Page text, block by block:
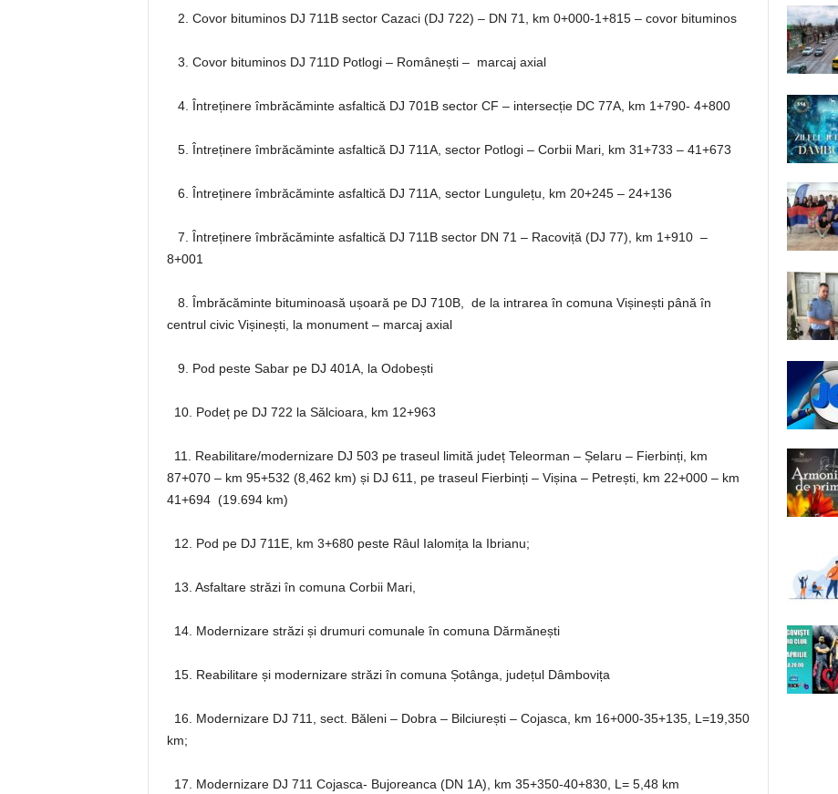
2. Covor bituminos DJ 711B sector Cazaci (DJ 722) – DN 71, km 0+000-1+815 – covor bituminos
3. Covor bituminos DJ 711D Potlogi – Românești – marcaj axial
4. Întreținere îmbrăcăminte asfaltică DJ 701B sector CF – intersecție DC 77A, km 1+790- 4+800
5. Întreținere îmbrăcăminte asfaltică DJ 711A, sector Potlogi – Corbii Mari, km 31+733 – 41+673
6. Întreținere îmbrăcăminte asfaltică DJ 711A, sector Lungulețu, km 20+245 – 24+136
7. Întreținere îmbrăcăminte asfaltică DJ 711B sector DN 71 – Racoviță (DJ 77), km 1+910 –
8+001
8. Îmbrăcăminte bituminoasă ușoară pe DJ 710B, de la intrarea în comuna Vișinești până în
centrul civic Vișinești, la monument – marcaj axial
9. Pod peste Sabar pe DJ 401A, la Odobești
10. Podeț pe DJ 722 la Sălcioara, km 12+963
11. Reabilitare/modernizare DJ 503 pe traseul limită județ Teleorman – Șelaru – Fierbinți, km
87+070 – km 95+532 (8,462 km) și DJ 611, pe traseul Fierbinți – Vișina – Petrești, km 22+000 – km
41+694 (19.694 km)
12. Pod pe DJ 711E, km 3+680 peste Râul Ialomița la Ibrianu;
13. Asfaltare străzi în comuna Corbii Mari,
14. Modernizare străzi și drumuri comunale în comuna Dărmănești
15. Reabilitare și modernizare străzi în comuna Șotânga, județul Dâmbovița
16. Modernizare DJ 711, sect. Băleni – Dobra – Bilciurești – Cojasca, km 16+000-35+135, L=19,350
km;
17. Modernizare DJ 711 Cojasca- Bujoreanca (DN 1A), km 35+350-40+830, L= 5,48 km